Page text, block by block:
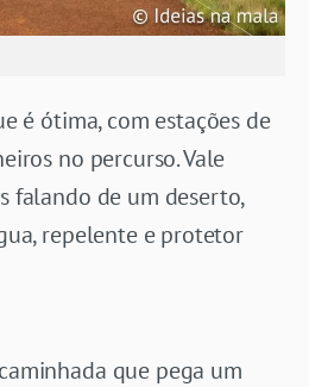
é ótima, com estações de
no percurso. Vale
falando de um deserto,
repelente e protetor
que pega um